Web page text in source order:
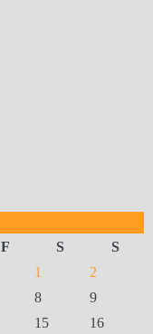
F S
S
1
2
8
9
15
16